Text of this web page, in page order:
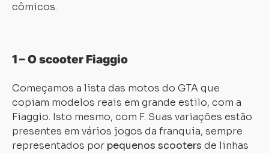
cômicos.
1 – O scooter Fiaggio
Começamos a lista das motos do GTA que
copiam modelos reais em grande estilo, com a
Fiaggio. Isto mesmo, com F. Suas variações estão
presentes em vários jogos da franquia, sempre
representados por pequenos scooters de linhas